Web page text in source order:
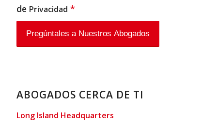
de Privacidad *
ABOGADOS CERCA DE TI
Long Island Headquarters